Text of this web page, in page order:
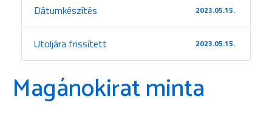
Dátumkészítés 2023.05.15.
Utoljára frissített 2023.05.15.
Magánokirat minta